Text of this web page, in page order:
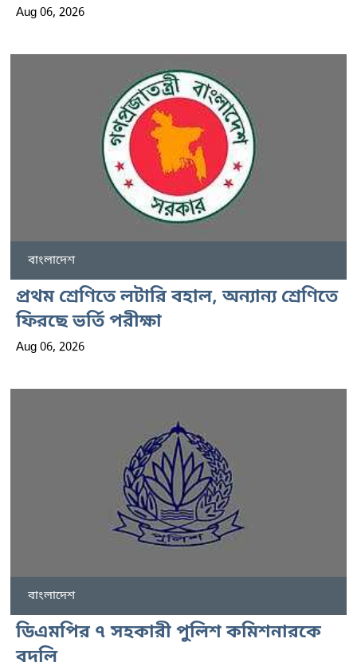
Aug 06, 2026
বাংলাদেশ
প্রথম শ্রেণিতে লটারি বহাল, অন্যান্য শ্রেণিতে
ফিরছে ভর্তি পরীক্ষা
Aug 06, 2026
বাংলাদেশ
ডিএমপির ৭ সহকারী পুলিশ কমিশনারকে
বদলি